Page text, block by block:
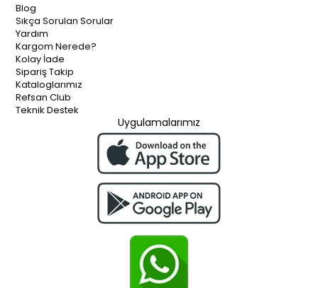
Blog
Sıkça Sorulan Sorular
Yardım
Kargom Nerede?
Kolay İade
Sipariş Takip
Kataloglarımız
Refsan Club
Teknik Destek
Uygulamalarımız